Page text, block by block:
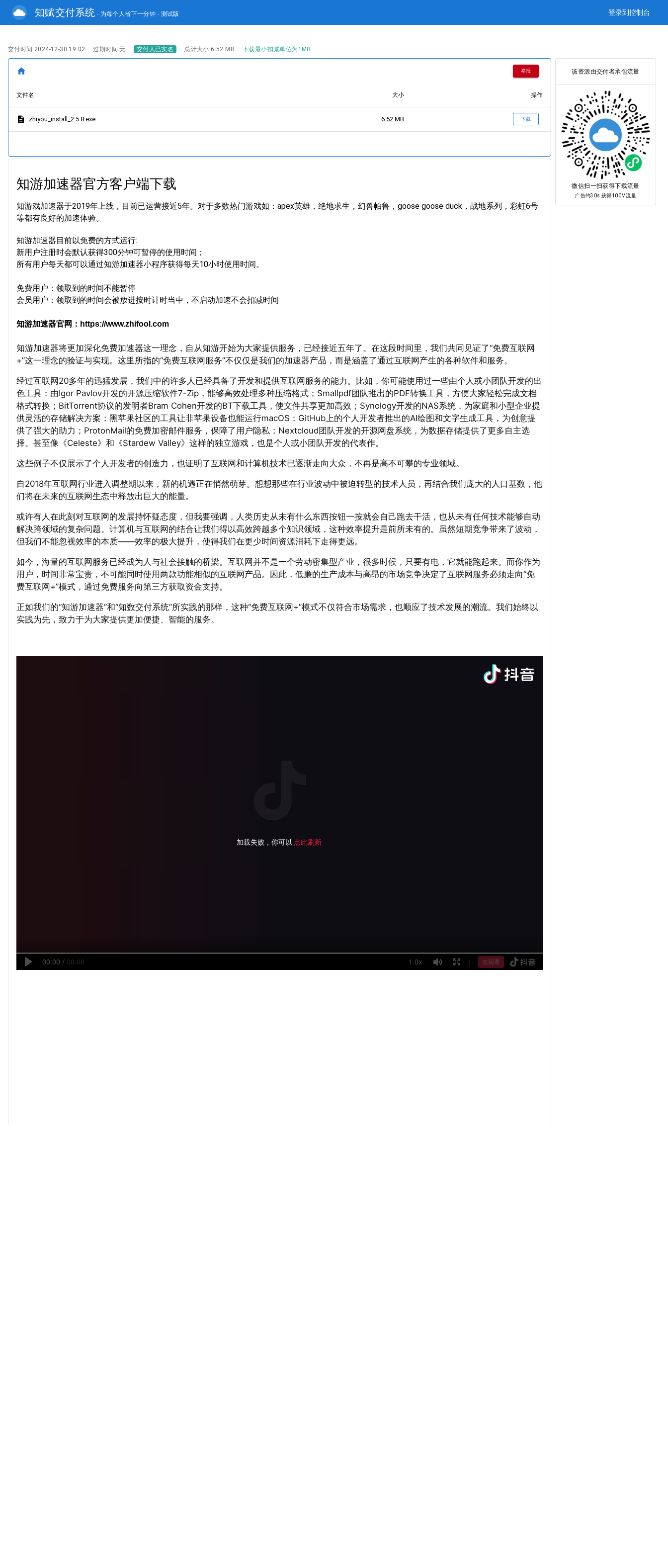
知赋交付系统 - 为每个人省下一分钟 - 测试版 登录到控制台
交付时间:2024-12-30 19:02 过期时间:无 交付人已实名 总计大小:6.52 MB 下载最小扣减单位为1MB
home 举报
文件名 大小 操作
description zhiyou_install_2.5.8.exe 6.52 MB 下载
知游加速器官方客户端下载
知游戏加速器于2019年上线，目前已运营接近5年。对于多数热门游戏如：apex英雄，绝地求生，幻兽帕鲁，goose goose duck，战地系列，彩虹6号
等都有良好的加速体验。
知游加速器目前以免费的方式运行:
新用户注册时会默认获得300分钟可暂停的使用时间；
所有用户每天都可以通过知游加速器小程序获得每天10小时使用时间。
免费用户：领取到的时间不能暂停
会员用户：领取到的时间会被放进按时计时当中，不启动加速不会扣减时间
知游加速器官网：https://www.zhifool.com
知游加速器将更加深化免费加速器这一理念，自从知游开始为大家提供服务，已经接近五年了。在这段时间里，我们共同见证了“免费互联网
+”这一理念的验证与实现。这里所指的“免费互联网服务”不仅仅是我们的加速器产品，而是涵盖了通过互联网产生的各种软件和服务。
经过互联网20多年的迅猛发展，我们中的许多人已经具备了开发和提供互联网服务的能力。比如，你可能使用过一些由个人或小团队开发的出
色工具：由Igor Pavlov开发的开源压缩软件7-Zip，能够高效处理多种压缩格式；Smallpdf团队推出的PDF转换工具，方便大家轻松完成文档
格式转换；BitTorrent协议的发明者Bram Cohen开发的BT下载工具，使文件共享更加高效；Synology开发的NAS系统，为家庭和小型企业提
供灵活的存储解决方案；黑苹果社区的工具让非苹果设备也能运行macOS；GitHub上的个人开发者推出的AI绘图和文字生成工具，为创意提
供了强大的助力；ProtonMail的免费加密邮件服务，保障了用户隐私；Nextcloud团队开发的开源网盘系统，为数据存储提供了更多自主选
择。甚至像《Celeste》和《Stardew Valley》这样的独立游戏，也是个人或小团队开发的代表作。
这些例子不仅展示了个人开发者的创造力，也证明了互联网和计算机技术已逐渐走向大众，不再是高不可攀的专业领域。
自2018年互联网行业进入调整期以来，新的机遇正在悄然萌芽。想想那些在行业波动中被迫转型的技术人员，再结合我们庞大的人口基数，他
们将在未来的互联网生态中释放出巨大的能量。
或许有人在此刻对互联网的发展持怀疑态度，但我要强调，人类历史从未有什么东西按钮一按就会自己跑去干活，也从未有任何技术能够自动
解决跨领域的复杂问题。计算机与互联网的结合让我们得以高效跨越多个知识领域，这种效率提升是前所未有的。虽然短期竞争带来了波动，
但我们不能忽视效率的本质——效率的极大提升，使得我们在更少时间资源消耗下走得更远。
如今，海量的互联网服务已经成为人与社会接触的桥梁。互联网并不是一个劳动密集型产业，很多时候，只要有电，它就能跑起来。而你作为
用户，时间非常宝贵，不可能同时使用两款功能相似的互联网产品。因此，低廉的生产成本与高昂的市场竞争决定了互联网服务必须走向“免
费互联网+”模式，通过免费服务向第三方获取资金支持。
正如我们的“知游加速器”和“知数交付系统”所实践的那样，这种“免费互联网+”模式不仅符合市场需求，也顺应了技术发展的潮流。我们始终以
实践为先，致力于为大家提供更加便捷、智能的服务。
该资源由交付者承包流量
微信扫一扫获得下载流量
广告约30s,获得100M流量